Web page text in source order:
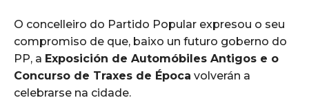
O concelleiro do Partido Popular expresou o seu
compromiso de que, baixo un futuro goberno do
PP, a Exposición de Automóbiles Antigos e o
Concurso de Traxes de Época volverán a
celebrarse na cidade.